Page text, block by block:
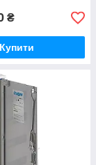
₴
Купити